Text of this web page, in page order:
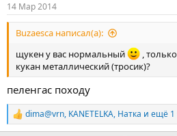
14 Мар 2014
Buzaesca написал(а):
щукен у вас нормальный
,
кукан металлический (тросик)?
пеленгас походу
Р
е
dima@vrn, KANETELKA, Натка и ещё 1